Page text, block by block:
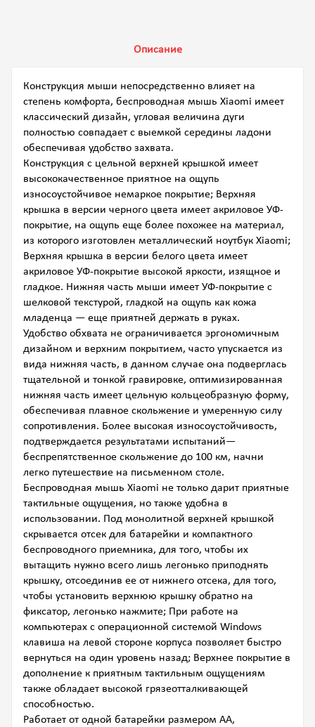
Описание
Конструкция мыши непосредственно влияет на
степень комфорта, беспроводная мышь Xiaomi имеет
классический дизайн, угловая величина дуги
полностью совпадает с выемкой середины ладони
обеспечивая удобство захвата.
Конструкция с цельной верхней крышкой имеет
высококачественное приятное на ощупь
износоустойчивое немаркое покрытие; Верхняя
крышка в версии черного цвета имеет акриловое УФ-
покрытие, на ощупь еще более похожее на материал,
из которого изготовлен металлический ноутбук Xiaomi;
Верхняя крышка в версии белого цвета имеет
акриловое УФ-покрытие высокой яркости, изящное и
гладкое. Нижняя часть мыши имеет УФ-покрытие с
шелковой текстурой, гладкой на ощупь как кожа
младенца — еще приятней держать в руках.
Удобство обхвата не ограничивается эргономичным
дизайном и верхним покрытием, часто упускается из
вида нижняя часть, в данном случае она подверглась
тщательной и тонкой гравировке, оптимизированная
нижняя часть имеет цельную кольцеобразную форму,
обеспечивая плавное скольжение и умеренную силу
сопротивления. Более высокая износоустойчивость,
подтверждается результатами испытаний—
беспрепятственное скольжение до 100 км, начни
легко путешествие на письменном столе.
Беспроводная мышь Xiaomi не только дарит приятные
тактильные ощущения, но также удобна в
использовании. Под монолитной верхней крышкой
скрывается отсек для батарейки и компактного
беспроводного приемника, для того, чтобы их
вытащить нужно всего лишь легонько приподнять
крышку, отсоединив ее от нижнего отсека, для того,
чтобы установить верхнюю крышку обратно на
фиксатор, легонько нажмите; При работе на
компьютерах с операционной системой Windows
клавиша на левой стороне корпуса позволяет быстро
вернуться на один уровень назад; Верхнее покрытие в
дополнение к приятным тактильным ощущениям
также обладает высокой грязеотталкивающей
способностью.
Работает от одной батарейки размером АА,